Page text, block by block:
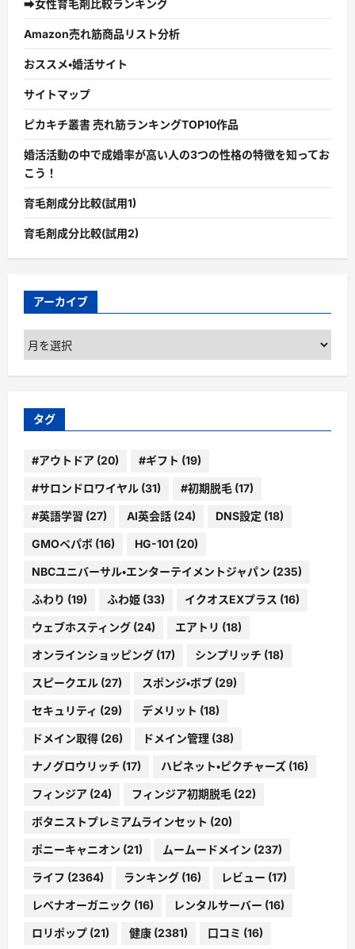
➡女性育毛剤比較ランキング
Amazon売れ筋商品リスト分析
おススメ・婚活サイト
サイトマップ
ピカキチ叢書 売れ筋ランキングTOP10作品
婚活活動の中で成婚率が高い人の3つの性格の特徴を知ってお
こう！
育毛剤成分比較(試用1)
育毛剤成分比較(試用2)
アーカイブ
ア
ー
カ
ブ
タグ
#アウトドア (20) #ギフト (19)
#サロンドロワイヤル (31) #初期脱毛 (17)
#英語学習 (27) AI英会話 (24) DNS設定 (18)
GMOペパボ (16) HG-101 (20)
NBCユニバーサル・エンターテイメントジャパン (235)
ふわり (19) ふわ姫 (33) イクオスEXプラス (16)
ウェブホスティング (24) エアトリ (18)
オンラインショッピング (17) シンプリッチ (18)
スピークエル (27) スポンジ・ボブ (29)
セキュリティ (29) デメリット (18)
ドメイン取得 (26) ドメイン管理 (38)
ナノグロウリッチ (17) ハピネット・ピクチャーズ (16)
フィンジア (24) フィンジア初期脱毛 (22)
ボタニストプレミアムラインセット (20)
ポニーキャニオン (21) ムームードメイン (237)
ライフ (2364) ランキング (16) レビュー (17)
レベナオーガニック (16) レンタルサーバー (16)
ロリポップ (21) 健康 (2381) 口コミ (16)